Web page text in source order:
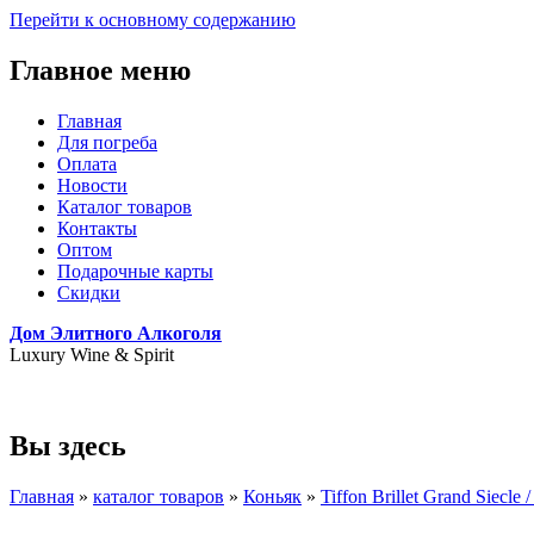
Перейти к основному содержанию
Главное меню
Главная
Для погреба
Оплата
Новости
Каталог товаров
Контакты
Оптом
Подарочные карты
Скидки
Дом Элитного Алкоголя
Luxury Wine & Spirit
Вы здесь
Главная » каталог товаров » Коньяк » Tiffon Brillet Grand Siecle